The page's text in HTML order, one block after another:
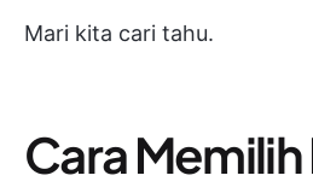
Mari kita cari tahu.
Cara Memilih